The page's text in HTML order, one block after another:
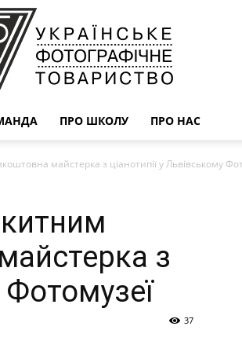
ПРО ШКОЛУ ПРО НАС
майстерка з ціанотипії у Львівському
з
Фотомузеї
37